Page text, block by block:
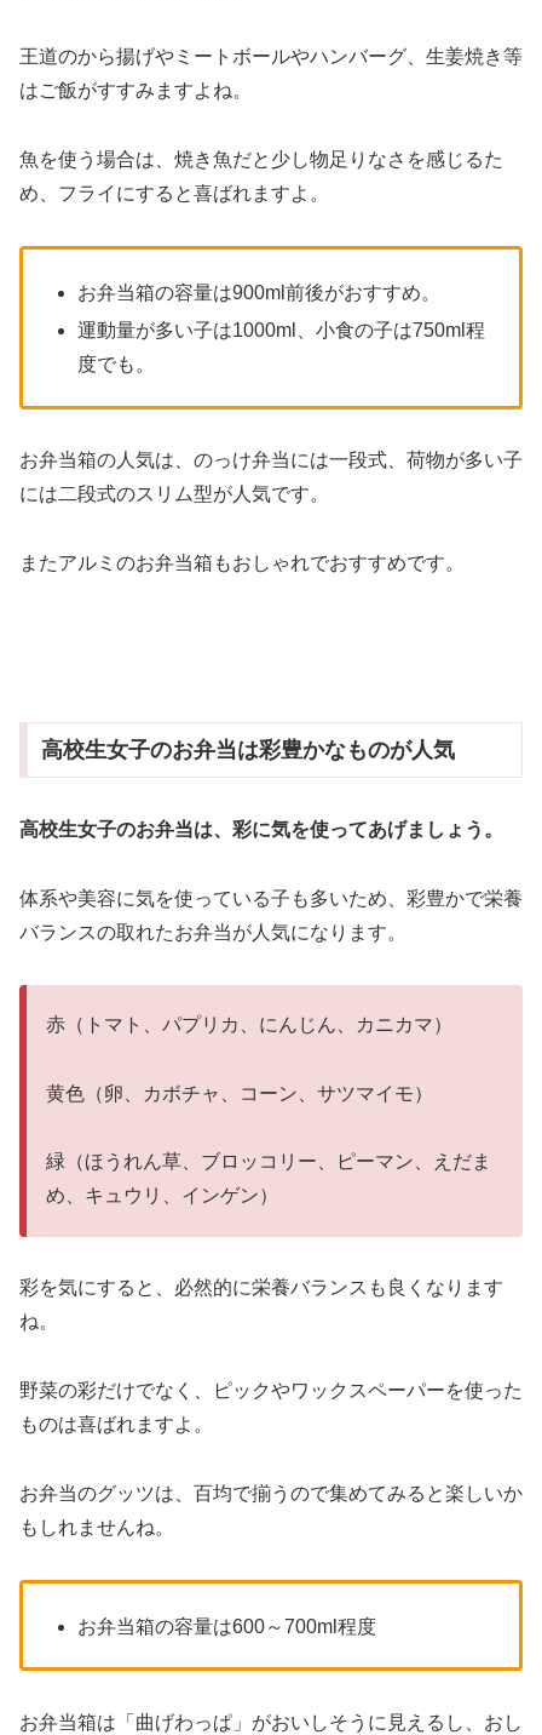
王道のから揚げやミートボールやハンバーグ、生姜焼き等
はご飯がすすみますよね。
魚を使う場合は、焼き魚だと少し物足りなさを感じるた
め、フライにすると喜ばれますよ。
お弁当箱の容量は900ml前後がおすすめ。
運動量が多い子は1000ml、小食の子は750ml程
度でも。
お弁当箱の人気は、のっけ弁当には一段式、荷物が多い子
には二段式のスリム型が人気です。
またアルミのお弁当箱もおしゃれでおすすめです。
高校生女子のお弁当は彩豊かなものが人気
高校生女子のお弁当は、彩に気を使ってあげましょう。
体系や美容に気を使っている子も多いため、彩豊かで栄養
バランスの取れたお弁当が人気になります。
赤（トマト、パプリカ、にんじん、カニカマ）
黄色（卵、カボチャ、コーン、サツマイモ）
緑（ほうれん草、ブロッコリー、ピーマン、えだま
め、キュウリ、インゲン）
彩を気にすると、必然的に栄養バランスも良くなります
ね。
野菜の彩だけでなく、ピックやワックスペーパーを使った
ものは喜ばれますよ。
お弁当のグッツは、百均で揃うので集めてみると楽しいか
もしれませんね。
お弁当箱の容量は600～700ml程度
お弁当箱は「曲げわっぱ」がおいしそうに見えるし、おし